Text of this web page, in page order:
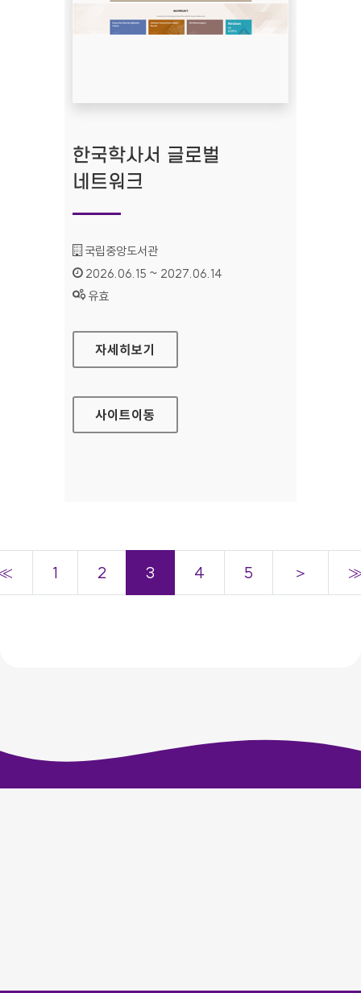
한국학사서 글로벌
네트워크
기관명 :
국립중앙도서관
인증기간 :
2026.06.15 ~ 2027.06.14
상태 :
유효
한국학사서 글로벌 네트워크
자세히보기
사이트이동
1 2 3 4 5 ＞